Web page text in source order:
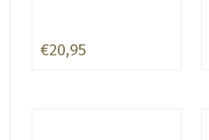
€20,95